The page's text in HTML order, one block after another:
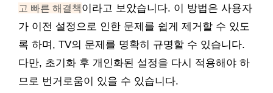
고 빠른 해결책이라고 보았습니다. 이 방법은 사용자
가 이전 설정으로 인한 문제를 쉽게 제거할 수 있도
록 하며, TV의 문제를 명확히 규명할 수 있습니다.
다만, 초기화 후 개인화된 설정을 다시 적용해야 하
므로 번거로움이 있을 수 있습니다.